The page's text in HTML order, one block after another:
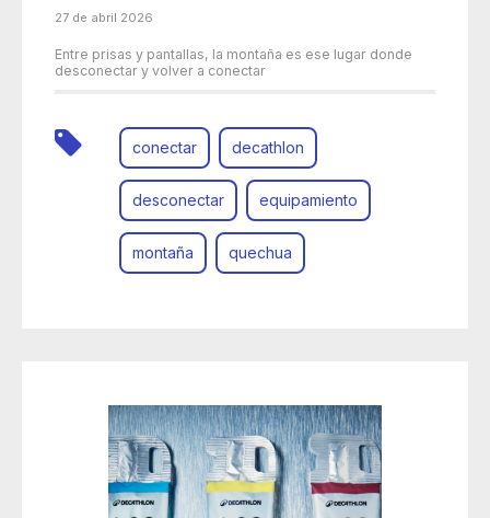
27 de abril 2026
Entre prisas y pantallas, la montaña es ese lugar donde
desconectar y volver a conectar
conectar decathlon
desconectar equipamiento
montaña quechua